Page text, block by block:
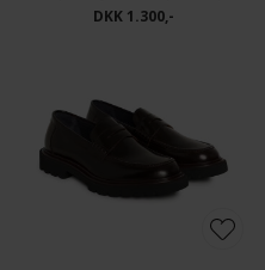
DKK 1.300,-